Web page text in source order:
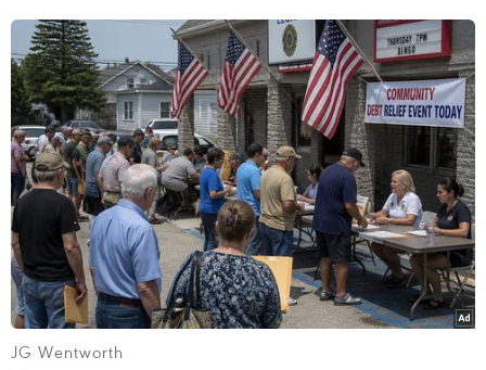
Nguyễn Oanh
09/06/2023 23:27
Các đối tượng bán số lô đề cho người quen, đồng
thời sử dụng chức năng nhắn tin qua mạng xã hội
để đối chiếu thắng thua, sau đó xóa ngay để tránh
bị phát hiện.
JG Wentworth